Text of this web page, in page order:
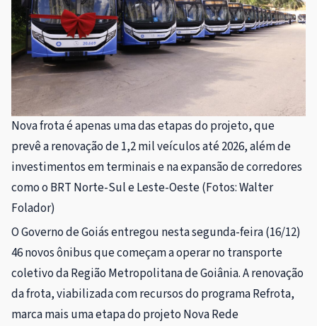
Nova frota é apenas uma das etapas do projeto, que
prevê a renovação de 1,2 mil veículos até 2026, além de
investimentos em terminais e na expansão de corredores
como o BRT Norte-Sul e Leste-Oeste (Fotos: Walter
Folador)
O Governo de Goiás entregou nesta segunda-feira (16/12)
46 novos ônibus que começam a operar no transporte
coletivo da Região Metropolitana de Goiânia. A renovação
da frota, viabilizada com recursos do programa Refrota,
marca mais uma etapa do projeto Nova Rede